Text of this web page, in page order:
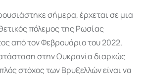
σήμερα, έρχεται σε μια
πόλεμος της Ρωσίας
από τον Φεβρουάριο του 2022,
στην Ουκρανία διαρκώς
στόχος των Βρυξελλών είναι να